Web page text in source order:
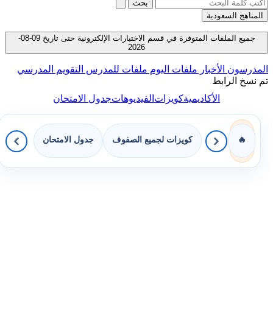
بحث
المناهج السعودية
جميع الملفات المتوفرة في قسم الاختبارات الإلكترونية حتى تاريخ 09-08-
2026
المدرسون الأخبار ملفات اليوم ملفات للمدرس التقويم المدرسي
تم نسخ الرابط
الأكاديميةكويزاتالفيديوهاتجدول الامتحان
🔥 كويزات لجميع الصفوف جدول الامتحان